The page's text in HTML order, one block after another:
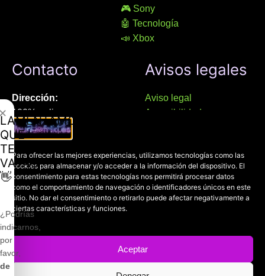
Para ofrecer las mejores experiencias, utilizamos tecnologías como las
cookies para almacenar y/o acceder a la información del dispositivo. El
consentimiento para estas tecnologías nos permitirá procesar datos
como el comportamiento de navegación o identificadores únicos en este
sitio. No dar el consentimiento o retirarlo puede afectar negativamente a
ciertas características y funciones.
Aceptar
🎮 Sony
🤖 Tecnología
📣 Xbox
Contacto
Dirección:
100% online
Manresa (08241), Barcelona
Chat Whatsapp (solo texto):
+34 689 800 662
Correo:
contacto@mundofriki.es
Avisos legales
Aviso legal
Accesibilidad
Política de privacidad
LAMENTAMOS
QUE
TE
VAYAS
👋
¿Podrías
indicarnos,
por
favor,
de